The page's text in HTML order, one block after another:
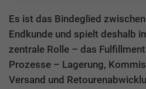
Es ist das Bindeglied
Endkunde und spielt deshalb
zentrale Rolle – das
Prozesse – Lagerung,
Versand und